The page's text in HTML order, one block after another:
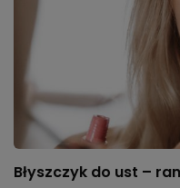
Błyszczyk do ust –